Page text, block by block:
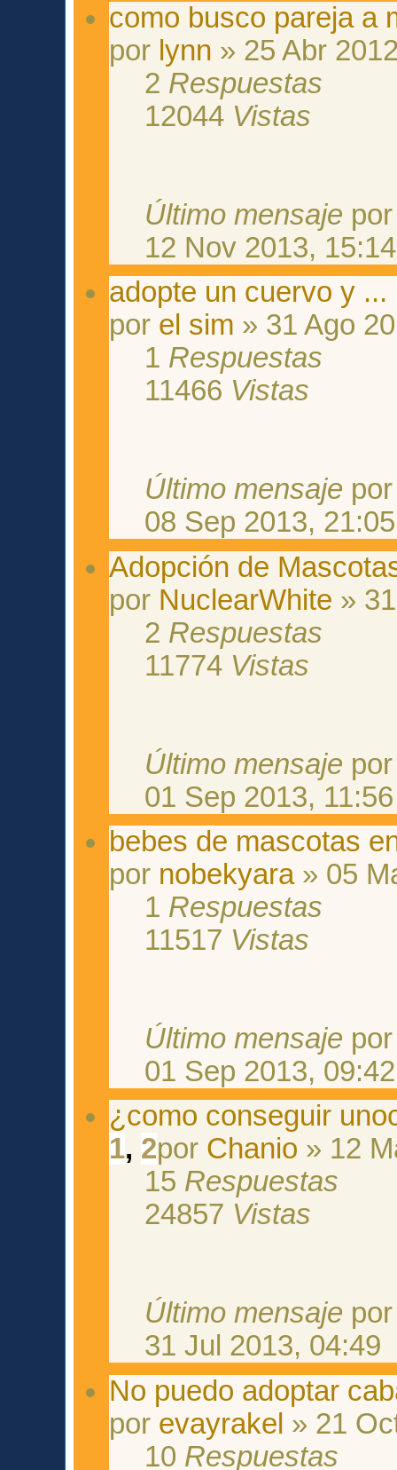
como busco pareja a
por lynn » 25 Abr
2 Respuestas
12044 Vistas
Último mensaje
12 Nov 2013, 15:14
adopte un cuervo y ...
por el sim » 31 Ago
1 Respuestas
11466 Vistas
Último mensaje
08 Sep 2013, 21:05
Adopción de
por NuclearWhite »
2 Respuestas
11774 Vistas
Último mensaje
01 Sep 2013, 11:56
bebes de mascotas
por nobekyara» 05
1 Respuestas
11517 Vistas
Último mensaje
01 Sep 2013, 09:42
¿como conseguir
1, 2por Chanio » 12
15 Respuestas
24857 Vistas
Último mensaje
31 Jul 2013, 04:49
No puedo adoptar
por evayrakel » 21
10 Respuestas